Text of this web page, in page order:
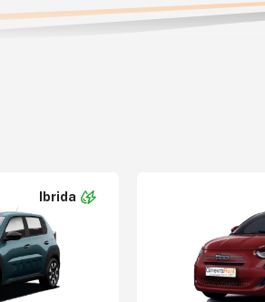
Ibrida